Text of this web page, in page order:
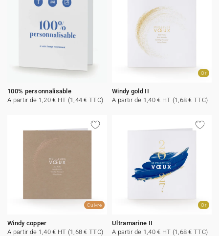
100% personnalisable
A partir de 1,20 € HT (1,44 € TTC)
Or
Windy gold II
A partir de 1,40 € HT (1,68 € TTC)
Cuivre
Windy copper
A partir de 1,40 € HT (1,68 € TTC)
Or
Ultramarine II
A partir de 1,40 € HT (1,68 € TTC)